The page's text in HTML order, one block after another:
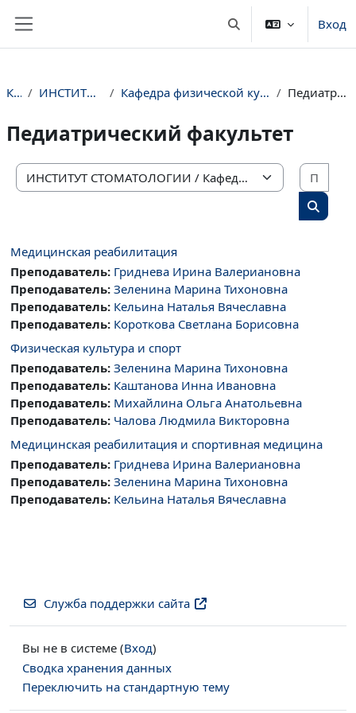
Изменить данныеВход
Курсы ИНСТИТУТ СТОМАТОЛОГИИ Кафедра физической культуры и медицинской реабилитации Педиатрический факультет
Педиатрический факультет
Категории курсов
Поиск
Медицинская реабилитация
Преподаватель: Гриднева Ирина Валериановна
Преподаватель: Зеленина Марина Тихоновна
Преподаватель: Кельина Наталья Вячеславна
Преподаватель: Короткова Светлана Борисовна
Физическая культура и спорт
Преподаватель: Зеленина Марина Тихоновна
Преподаватель: Каштанова Инна Ивановна
Преподаватель: Михайлина Ольга Анатольевна
Преподаватель: Чалова Людмила Викторовна
Медицинская реабилитация и спортивная медицина
Преподаватель: Гриднева Ирина Валериановна
Преподаватель: Зеленина Марина Тихоновна
Преподаватель: Кельина Наталья Вячеславна
Служба поддержки сайта
Вы не в системе (Вход)
Сводка хранения данных
Переключить на стандартную тему